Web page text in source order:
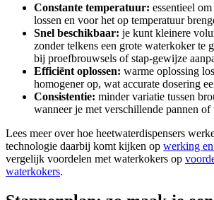
Constante temperatuur: essentieel
lossen en voor het op temperatuur
Snel beschikbaar: je kunt kleinere
zonder telkens een grote waterkoker
bij proefbrouwsels of stap-gewijze
Efficiënt oplossen: warme oplossing
homogener op, wat accurate dosering
Consistentie: minder variatie tussen
wanneer je met verschillende pannen
Lees meer over hoe heetwaterdispensers
technologie daarbij komt kijken op werking
vergelijk voordelen met waterkokers op
waterkokers.